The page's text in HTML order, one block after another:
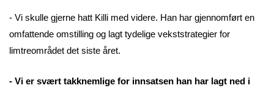
- Vi skulle gjerne hatt Killi med videre. Han har gjennomført en
omfattende omstilling og lagt tydelige vekststrategier for
limtreområdet det siste året.
- Vi er svært takknemlige for innsatsen han har lagt ned i